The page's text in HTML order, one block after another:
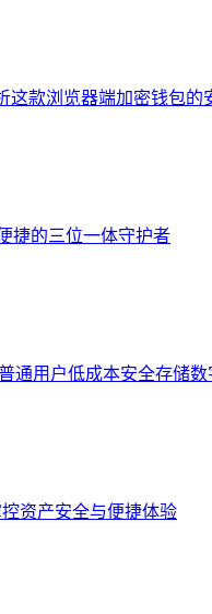
这款浏览器端加密钱包的
捷的三位一体守护者
通用户低成本安全存储
资产安全与便捷体验